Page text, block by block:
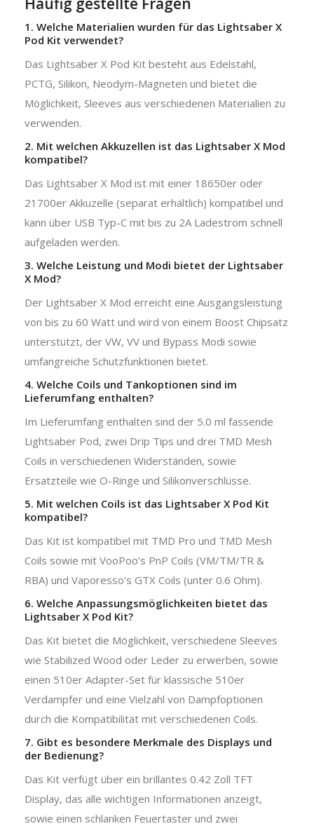
1. Welche Materialien wurden für das Lightsaber X
Pod Kit verwendet?
Das Lightsaber X Pod Kit besteht aus Edelstahl,
PCTG, Silikon, Neodym-Magneten und bietet die
Möglichkeit, Sleeves aus verschiedenen Materialien zu
verwenden.
2. Mit welchen Akkuzellen ist das Lightsaber X Mod
kompatibel?
Das Lightsaber X Mod ist mit einer 18650er oder
21700er Akkuzelle (separat erhältlich) kompatibel und
kann über USB Typ-C mit bis zu 2A Ladestrom schnell
aufgeladen werden.
3. Welche Leistung und Modi bietet der Lightsaber
X Mod?
Der Lightsaber X Mod erreicht eine Ausgangsleistung
von bis zu 60 Watt und wird von einem Boost Chipsatz
unterstützt, der VW, VV und Bypass Modi sowie
umfangreiche Schutzfunktionen bietet.
4. Welche Coils und Tankoptionen sind im
Lieferumfang enthalten?
Im Lieferumfang enthalten sind der 5.0 ml fassende
Lightsaber Pod, zwei Drip Tips und drei TMD Mesh
Coils in verschiedenen Widerständen, sowie
Ersatzteile wie O-Ringe und Silikonverschlüsse.
5. Mit welchen Coils ist das Lightsaber X Pod Kit
kompatibel?
Das Kit ist kompatibel mit TMD Pro und TMD Mesh
Coils sowie mit VooPoo’s PnP Coils (VM/TM/TR &
RBA) und Vaporesso’s GTX Coils (unter 0.6 Ohm).
6. Welche Anpassungsmöglichkeiten bietet das
Lightsaber X Pod Kit?
Das Kit bietet die Möglichkeit, verschiedene Sleeves
wie Stabilized Wood oder Leder zu erwerben, sowie
einen 510er Adapter-Set für klassische 510er
Verdampfer und eine Vielzahl von Dampfoptionen
durch die Kompatibilität mit verschiedenen Coils.
7. Gibt es besondere Merkmale des Displays und
der Bedienung?
Das Kit verfügt über ein brillantes 0.42 Zoll TFT
Display, das alle wichtigen Informationen anzeigt,
sowie einen schlanken Feuertaster und zwei